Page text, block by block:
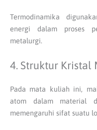
Termodinamika
energi dalam proses
metalurgi.
4. Struktur Kristal
Pada mata kuliah ini,
atom dalam material
memengaruhi sifat suatu